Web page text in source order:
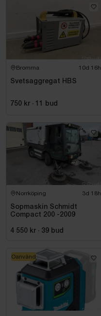
Bromma 10d 16h
Svetsaggregat HBS
750 kr · 11 bud
Norrköping 3d 18h
Sopmaskin Schmidt
Compact 200 -2009
4 550 kr · 39 bud
Oanvänd